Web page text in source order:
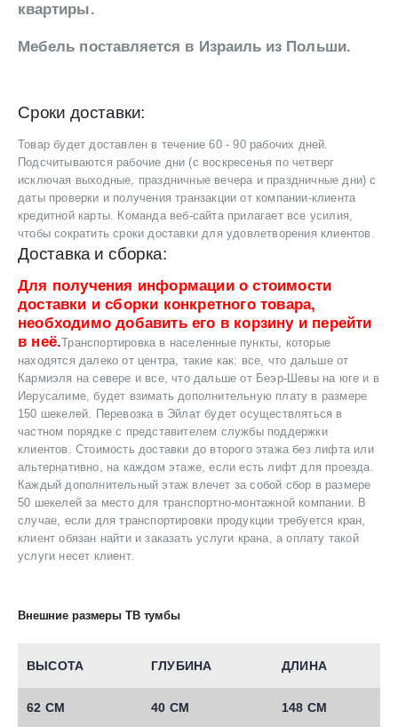
квартиры.
Мебель поставляется в Израиль из Польши.
Сроки доставки:
Товар будет доставлен в течение 60 - 90 рабочих дней.
Подсчитываются рабочие дни (с воскресенья по четверг
исключая выходные, праздничные вечера и праздничные дни) с
даты проверки и получения транзакции от компании-клиента
кредитной карты. Команда веб-сайта прилагает все усилия,
чтобы сократить сроки доставки для удовлетворения клиентов.
Доставка и сборка:
Для получения информации о стоимости
доставки и сборки конкретного товара,
необходимо добавить его в корзину и перейти
в неё.Транспортировка в населенные пункты, которые
находятся далеко от центра, такие как: все, что дальше от
Кармиэля на севере и все, что дальше от Беэр-Шевы на юге и в
Иерусалиме, будет взимать дополнительную плату в размере
150 шекелей. Перевозка в Эйлат будет осуществляться в
частном порядке с представителем службы поддержки
клиентов. Стоимость доставки до второго этажа без лифта или
альтернативно, на каждом этаже, если есть лифт для проезда.
Каждый дополнительный этаж влечет за собой сбор в размере
50 шекелей за место для транспортно-монтажной компании. В
случае, если для транспортировки продукции требуется кран,
клиент обязан найти и заказать услуги крана, а оплату такой
услуги несет клиент.
Внешние размеры ТВ тумбы
ВЫСОТА ГЛУБИНА ДЛИНА
62 СМ 40 СМ 148 СМ